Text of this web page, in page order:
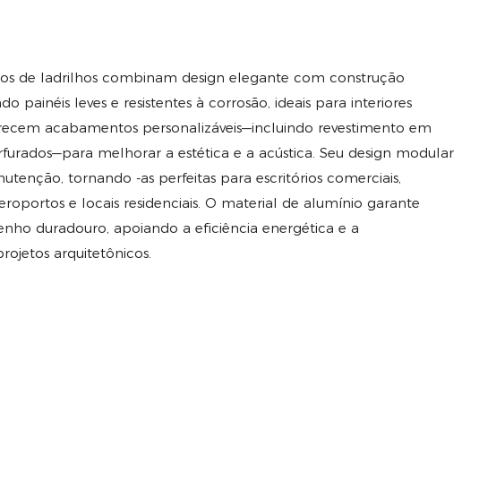
de ladrilhos combinam design elegante com construção
painéis leves e resistentes à corrosão, ideais para interiores
acabamentos personalizáveis—incluindo revestimento em
melhorar a estética e a acústica. Seu design modular
tornando -as perfeitas para escritórios comerciais,
e locais residenciais. O material de alumínio garante
duradouro, apoiando a eficiência energética e a
arquitetônicos.